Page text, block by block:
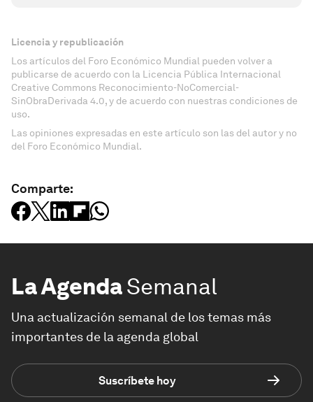
Licencia y republicación
Los artículos del Foro Económico Mundial pueden volver a
publicarse de acuerdo con la Licencia Pública Internacional
Creative Commons Reconocimiento-NoComercial-
SinObraDerivada 4.0, y de acuerdo con nuestras condiciones de
uso.
Las opiniones expresadas en este artículo son las del autor y no
del Foro Económico Mundial.
Comparte:
La AgendaSemanal
Una actualización semanal de los temas más
importantes de la agenda global
Suscríbete hoy